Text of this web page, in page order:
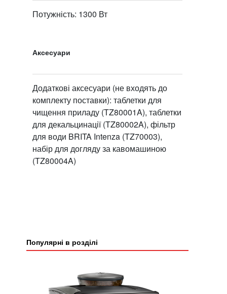
Потужність: 1300 Вт
Аксесуари
Додаткові аксесуари (не входять до
комплекту поставки): таблетки для
чищення приладу (TZ80001A), таблетки
для декальцинації (TZ80002A), фільтр
для води BRITA Intenza (TZ70003),
набір для догляду за кавомашиною
(TZ80004A)
Популярні в розділі